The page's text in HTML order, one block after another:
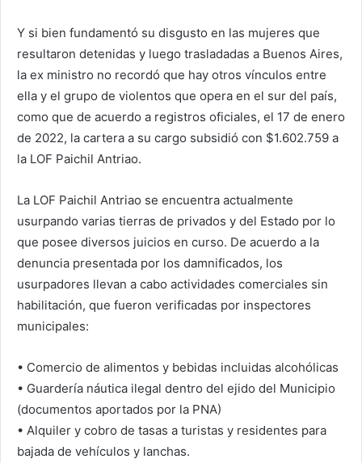
Y si bien fundamentó su disgusto en las mujeres que
resultaron detenidas y luego trasladadas a Buenos Aires,
la ex ministro no recordó que hay otros vínculos entre
ella y el grupo de violentos que opera en el sur del país,
como que de acuerdo a registros oficiales, el 17 de enero
de 2022, la cartera a su cargo subsidió con $1.602.759 a
la LOF Paichil Antriao.
La LOF Paichil Antriao se encuentra actualmente
usurpando varias tierras de privados y del Estado por lo
que posee diversos juicios en curso. De acuerdo a la
denuncia presentada por los damnificados, los
usurpadores llevan a cabo actividades comerciales sin
habilitación, que fueron verificadas por inspectores
municipales:
• Comercio de alimentos y bebidas incluidas alcohólicas
• Guardería náutica ilegal dentro del ejido del Municipio
(documentos aportados por la PNA)
• Alquiler y cobro de tasas a turistas y residentes para
bajada de vehículos y lanchas.